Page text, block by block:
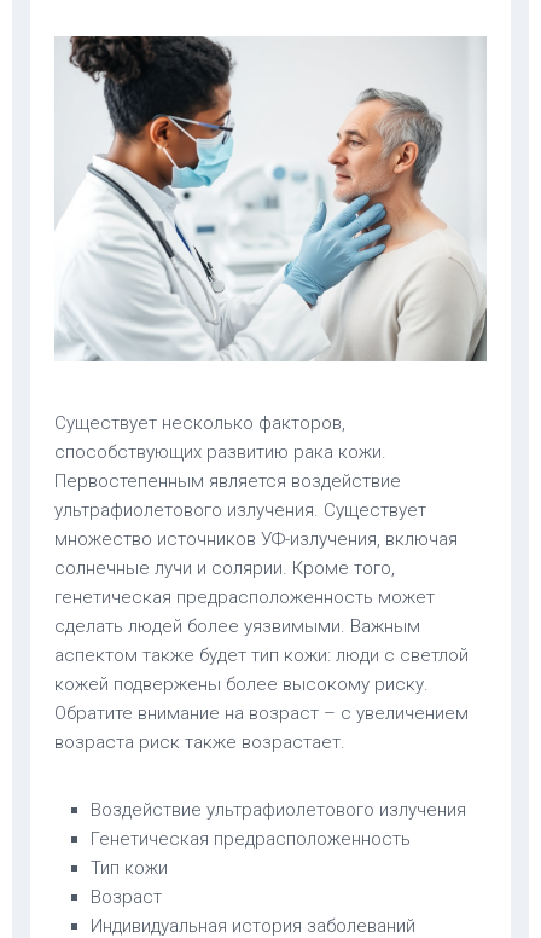
Существует несколько факторов,
способствующих развитию рака кожи.
Первостепенным является воздействие
ультрафиолетового излучения. Существует
множество источников УФ-излучения, включая
солнечные лучи и солярии. Кроме того,
генетическая предрасположенность может
сделать людей более уязвимыми. Важным
аспектом также будет тип кожи: люди с светлой
кожей подвержены более высокому риску.
Обратите внимание на возраст – с увеличением
возраста риск также возрастает.
Воздействие ультрафиолетового излучения
Генетическая предрасположенность
Тип кожи
Возраст
Индивидуальная история заболеваний